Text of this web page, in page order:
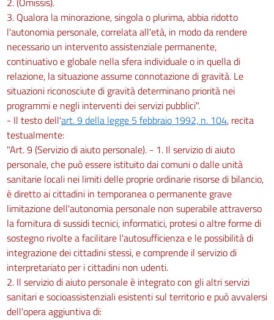
3. Qualora la minorazione, singola o plurima, abbia ridotto
l'autonomia personale, correlata all'età, in modo da rendere
necessario un intervento assistenziale permanente,
continuativo e globale nella sfera individuale o in quella di
relazione, la situazione assume connotazione di gravità. Le
situazioni riconosciute di gravità determinano priorità nei
programmi e negli interventi dei servizi pubblici".
- Il testo dell'art. 9 della legge 5 febbraio 1992, n. 104, recita
testualmente:
"Art. 9 (Servizio di aiuto personale). - 1. Il servizio di aiuto
personale, che può essere istituito dai comuni o dalle unità
sanitarie locali nei limiti delle proprie ordinarie risorse di bilancio,
è diretto ai cittadini in temporanea o permanente grave
limitazione dell'autonomia personale non superabile attraverso
la fornitura di sussidi tecnici, informatici, protesi o altre forme di
sostegno rivolte a facilitare l'autosufficienza e le possibilità di
integrazione dei cittadini stessi, e comprende il servizio di
interpretariato per i cittadini non udenti.
2. Il servizio di aiuto personale è integrato con gli altri servizi
sanitari e socioassistenziali esistenti sul territorio e può avvalersi
dell'opera aggiuntiva di: